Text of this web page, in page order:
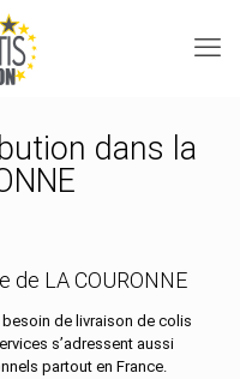
dans la
de LA COURONNE
de livraison de colis
s’adressent aussi
partout en France.